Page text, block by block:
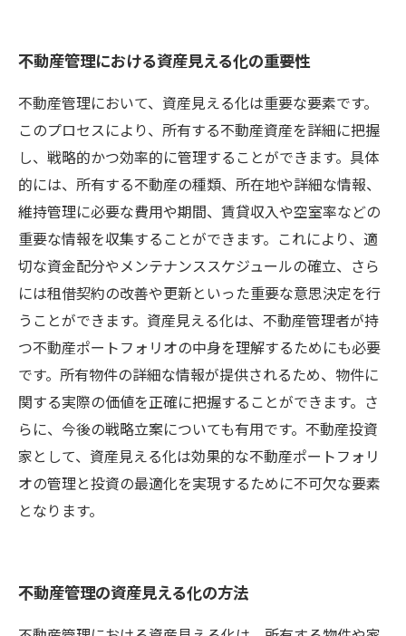
不動産管理における資産見える化の重要性
不動産管理において、資産見える化は重要な要素です。
このプロセスにより、所有する不動産資産を詳細に把握
し、戦略的かつ効率的に管理することができます。具体
的には、所有する不動産の種類、所在地や詳細な情報、
維持管理に必要な費用や期間、賃貸収入や空室率などの
重要な情報を収集することができます。これにより、適
切な資金配分やメンテナンススケジュールの確立、さら
には租借契約の改善や更新といった重要な意思決定を行
うことができます。資産見える化は、不動産管理者が持
つ不動産ポートフォリオの中身を理解するためにも必要
です。所有物件の詳細な情報が提供されるため、物件に
関する実際の価値を正確に把握することができます。さ
らに、今後の戦略立案についても有用です。不動産投資
家として、資産見える化は効果的な不動産ポートフォリ
オの管理と投資の最適化を実現するために不可欠な要素
となります。
不動産管理の資産見える化の方法